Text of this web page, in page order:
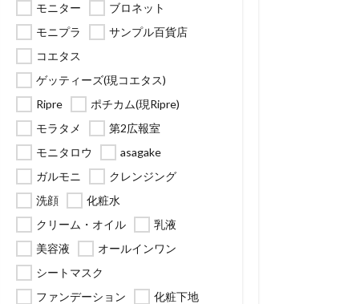
モニター
ブロネット
モニプラ
サンプル百貨店
コエタス
ゲッティーズ(現コエタス)
Ripre
ポチカム(現Ripre)
モラタメ
第2広報室
モニタロウ
asagake
ガルモニ
クレンジング
洗顔
化粧水
クリーム・オイル
乳液
美容液
オールインワン
シートマスク
ファンデーション
化粧下地